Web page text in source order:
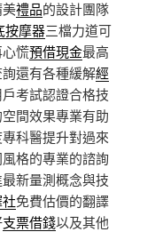
禮品的設計團隊
按摩器三檔力道可
慌預借現金最高
還有各種緩解經
考試認證合格技
間效果專業有助
科醫提升對過來
格的專業的諮詢
新量測概念與技
免費估價的翻譯
支票借錢以及其他